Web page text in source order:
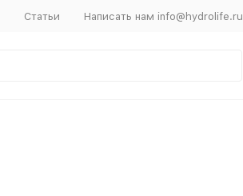
Статьи Написать нам info@hydrolife.ru